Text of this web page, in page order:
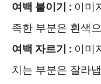
여백 붙이기 : 이미
족한 부분은 흰색
여백 자르기 : 이미
치는 부분은 잘라